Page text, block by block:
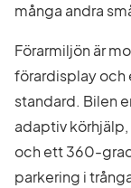
många andra
Förarmiljön är
förardisplay och
standard. Bilen
adaptiv
och ett 360-
parkering i